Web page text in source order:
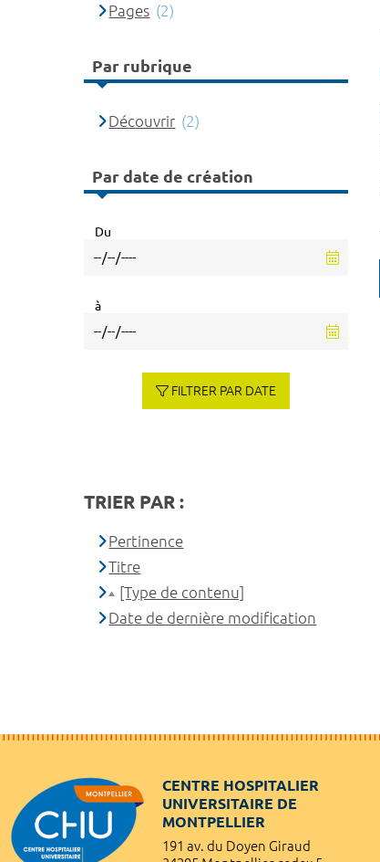
Pages (2)
Par rubrique
Découvrir (2)
Par date de création
Du
à
FILTRER PAR DATE
TRIER PAR :
Pertinence
Titre
[Type de contenu]
Date de dernière modification
CENTRE HOSPITALIER
UNIVERSITAIRE DE
MONTPELLIER
191 av. du Doyen Giraud